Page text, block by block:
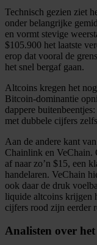
Technisch gezien ziet
onder belangrijke
en vormt stevige
$105.900 het laatste
erop dat vooral de
het snel bergaf gaan.
Altcoins kregen het
Bitcoin-dominantie
dappere
met dubbele cijfers
Aan de andere kant
Chainlink en VeChain.
af naar zo’n $15, een
handelaren. VeChain
ook daar de druk
liquide altcoins krijgen
cijfers rood zijn eerder
Analisten over